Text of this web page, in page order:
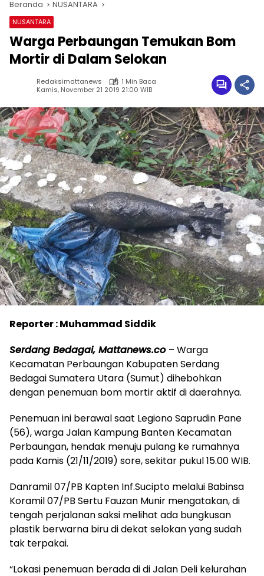
Beranda NUSANTARA
NUSANTARA
Warga Perbaungan Temukan Bom
Mortir di Dalam Selokan
Redaksimattanews
1 Min Baca
Kamis, November 21 2019 21:00 WIB
Reporter : Muhammad Siddik
Serdang Bedagai, Mattanews.co – Warga
Kecamatan Perbaungan Kabupaten Serdang
Bedagai Sumatera Utara (Sumut) dihebohkan
dengan penemuan bom mortir aktif di daerahnya.
Penemuan ini berawal saat Legiono Saprudin Pane
(56), warga Jalan Kampung Banten Kecamatan
Perbaungan, hendak menuju pulang ke rumahnya
pada Kamis (21/11/2019) sore, sekitar pukul 15.00 WIB.
Danramil 07/PB Kapten Inf.Sucipto melalui Babinsa
Koramil 07/PB Sertu Fauzan Munir mengatakan, di
tengah perjalanan saksi melihat ada bungkusan
plastik berwarna biru di dekat selokan yang sudah
tak terpakai.
“Lokasi penemuan berada di di Jalan Deli kelurahan